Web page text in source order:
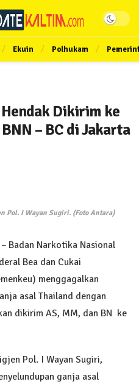
Ekuin Polhukam
Dikirim ke
– BC di Jakarta
Pol. I Wayan Sugiri. (Foto Antara)
– Badan Narkotika Nasional
Bea dan Cukai
menggagalkan
asal Thailand dengan
dikirim AS, MM, dan BN ke
Pol. I Wayan Sugiri,
ganja asal